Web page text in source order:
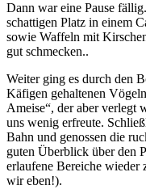
Dann war eine Pause
schattigen Platz in einem
sowie Waffeln mit
gut schmecken..
Weiter ging es durch den
Käfigen gehaltenen
Ameise“, der aber verlegt
uns wenig erfreute.
Bahn und genossen die
guten Überblick über den
erlaufene Bereiche wieder
wir eben!).